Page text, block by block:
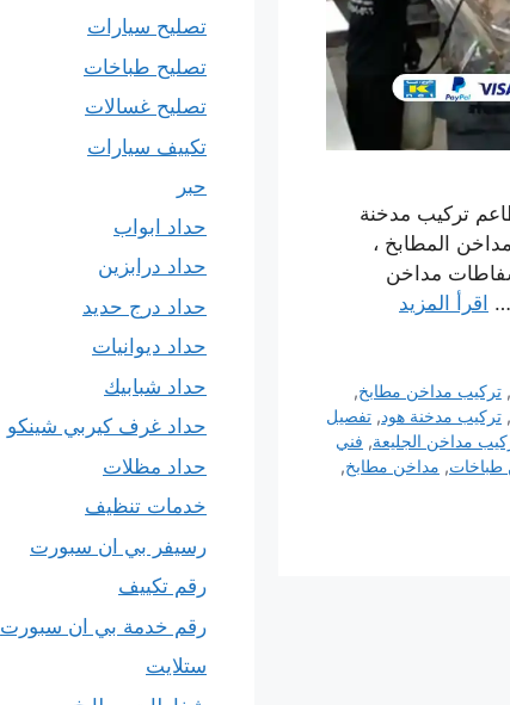
تركيب مدخنة
المطابخ ،
مداخن
… اقرأ المزيد
,تركيب مداخن مطابخ,
, تركيب مدخنة هود, تفصيل
مداخن الجليعة, فني
طباخات, مداخن مطابخ,
تصليح سيارات
تصليح طباخات
تصليح غسالات
تكييف سيارات
حبر
حداد ابواب
حداد درابزين
حداد درج حديد
حداد ديوانيات
حداد شبابيك
حداد غرف كيربي شينكو
حداد مظلات
خدمات تنظيف
رسيفر بي ان سبورت
رقم تكييف
رقم خدمة بي ان سبورت
ستلايت